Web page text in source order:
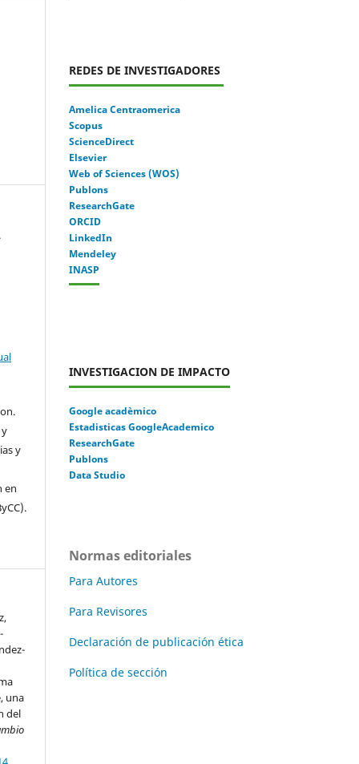
y
en
una
del
REDES DE INVESTIGADORES
Amelica Centraomerica
Scopus
ScienceDirect
Elsevier
Web of Sciences (WOS)
Publons
ResearchGate
ORCID
LinkedIn
Mendeley
INASP
INVESTIGACION DE IMPACTO
Google acadèmico
Estadisticas GoogleAcademico
ResearchGate
Publons
Data Studio
Normas editoriales
Para Autores
Para Revisores
Declaración de publicación ética
Política de sección